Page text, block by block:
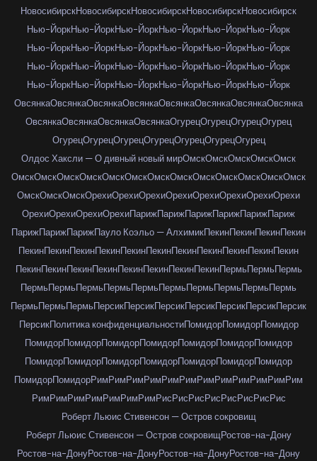
НовосибирскНовосибирскНовосибирскНовосибирскНовосибирск
Нью-ЙоркНью-ЙоркНью-ЙоркНью-ЙоркНью-ЙоркНью-Йорк
Нью-ЙоркНью-ЙоркНью-ЙоркНью-ЙоркНью-ЙоркНью-Йорк
Нью-ЙоркНью-ЙоркНью-ЙоркНью-ЙоркНью-ЙоркНью-Йорк
Нью-ЙоркНью-ЙоркНью-ЙоркНью-ЙоркНью-ЙоркНью-Йорк
ОвсянкаОвсянкаОвсянкаОвсянкаОвсянкаОвсянкаОвсянкаОвсянка
ОвсянкаОвсянкаОвсянкаОвсянкаОгурецОгурецОгурецОгурец
ОгурецОгурецОгурецОгурецОгурецОгурецОгурец
Олдос Хаксли — О дивный новый мирОмскОмскОмскОмскОмск
ОмскОмскОмскОмскОмскОмскОмскОмскОмскОмскОмскОмскОмск
ОмскОмскОмскОрехиОрехиОрехиОрехиОрехиОрехиОрехиОрехи
ОрехиОрехиОрехиОрехиПарижПарижПарижПарижПарижПариж
ПарижПарижПарижПауло Коэльо — АлхимикПекинПекинПекинПекин
ПекинПекинПекинПекинПекинПекинПекинПекинПекинПекинПекин
ПекинПекинПекинПекинПекинПекинПекинПекинПермьПермьПермь
ПермьПермьПермьПермьПермьПермьПермьПермьПермьПермь
ПермьПермьПермьПерсикПерсикПерсикПерсикПерсикПерсикПерсик
ПерсикПолитика конфиденциальностиПомидорПомидорПомидор
ПомидорПомидорПомидорПомидорПомидорПомидорПомидор
ПомидорПомидорПомидорПомидорПомидорПомидорПомидор
ПомидорПомидорРимРимРимРимРимРимРимРимРимРимРимРим
РимРимРимРимРимРимРимРисРисРисРисРисРисРисРис
Роберт Льюис Стивенсон — Остров сокровищ
Роберт Льюис Стивенсон — Остров сокровищРостов-на-Дону
Ростов-на-ДонуРостов-на-ДонуРостов-на-ДонуРостов-на-Дону